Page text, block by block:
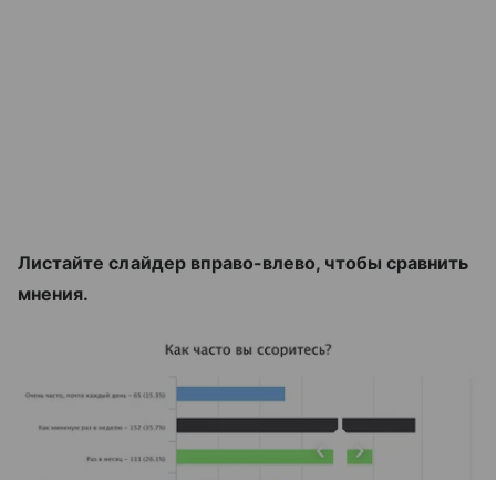
Листайте слайдер вправо-влево, чтобы сравнить
мнения.